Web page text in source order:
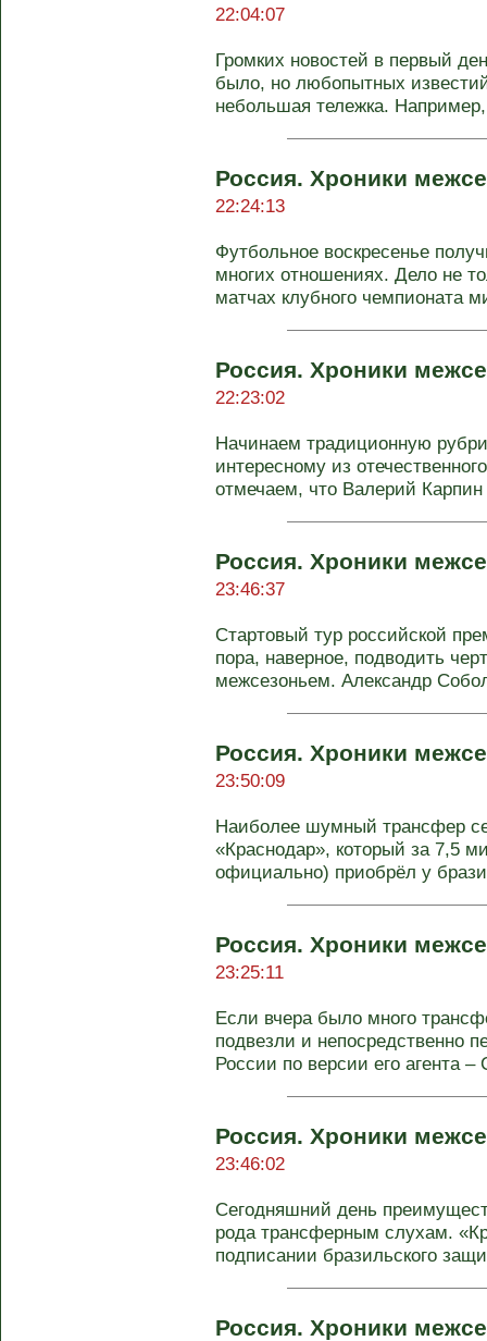
22:04:07
Громких новостей в первый
было, но любопытных
небольшая тележка.
Россия. Хроники
22:24:13
Футбольное воскресенье
многих отношениях. Дело не
матчах клубного чемпионата
Россия. Хроники
22:23:02
Начинаем традиционную
интересному из
отмечаем, что Валерий
Россия. Хроники
23:46:37
Стартовый тур российской
пора, наверное, подводить
межсезоньем. Александр
Россия. Хроники
23:50:09
Наиболее шумный трансфер
«Краснодар», который за 7,5
официально) приобрёл у
Россия. Хроники
23:25:11
Если вчера было много
подвезли и непосредственно
России по версии его агента –
Россия. Хроники
23:46:02
Сегодняшний день
рода трансферным слухам.
подписании бразильского
Россия. Хроники